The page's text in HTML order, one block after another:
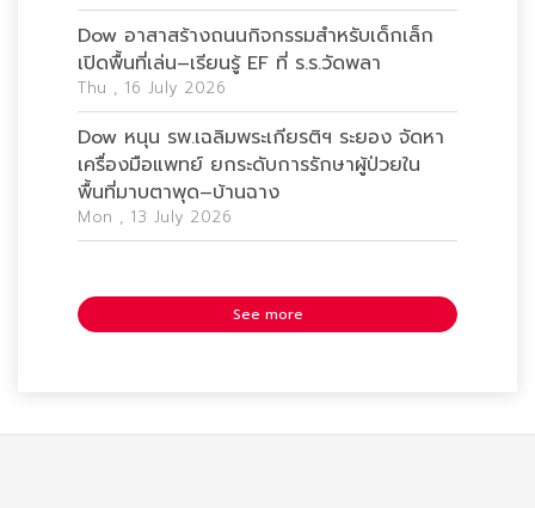
Dow อาสาสร้างถนนกิจกรรมสำหรับเด็กเล็ก
เปิดพื้นที่เล่น–เรียนรู้ EF ที่ ร.ร.วัดพลา
Thu , 16 July 2026
Dow หนุน รพ.เฉลิมพระเกียรติฯ ระยอง จัดหา
เครื่องมือแพทย์ ยกระดับการรักษาผู้ป่วยใน
พื้นที่มาบตาพุด–บ้านฉาง
Mon , 13 July 2026
See more